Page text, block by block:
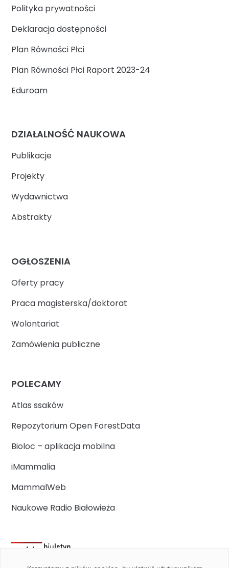
Polityka prywatności
Deklaracja dostępności
Plan Równości Płci
Plan Równości Płci Raport 2023-24
Eduroam
DZIAŁALNOŚĆ NAUKOWA
Publikacje
Projekty
Wydawnictwa
Abstrakty
OGŁOSZENIA
Oferty pracy
Praca magisterska/doktorat
Wolontariat
Zamówienia publiczne
POLECAMY
Atlas ssaków
Repozytorium Open ForestData
Bioloc – aplikacja mobilna
iMammalia
MammalWeb
Naukowe Radio Białowieża